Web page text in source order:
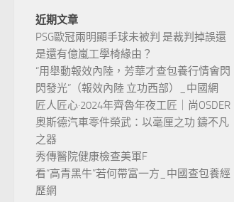
近期文章
PSG歐冠兩明顯手球未被判 是裁判掉誤還
是還有億嵐工學椅緣由？
“用舉動報效內陸，芳華才查包養行情會閃
閃發光”（報效內陸 立功西部）_中國網
匠人匠心·2024年齊魯年夜工匠｜尚OSDER
奧斯德汽車零件榮武：以毫厘之功 鑄不凡
之器
秀傳醫院健康檢查美軍F
看“高青黑牛”若何帶富一方_中國查包養經
歷網